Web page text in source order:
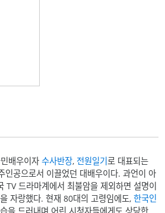
배우이자수사반장, 전원일기로 대표되는
인공으로서 이끌었던 대배우이다. 과언이 아
드라마계에서 최불암을 제외하면 설명이
자랑했다. 현재 80대의 고령임에도,한국인
을 드러내며 어린 시청자들에게도 상당한